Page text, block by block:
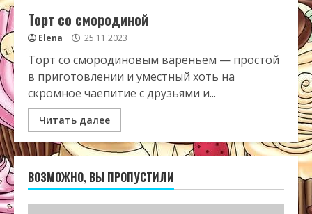
Торт со смородиной
Elena 25.11.2023
Торт со смородиновым вареньем — простой
в приготовлении и уместный хоть на
скромное чаепитие с друзьями и...
Читать далее
ВОЗМОЖНО, ВЫ ПРОПУСТИЛИ